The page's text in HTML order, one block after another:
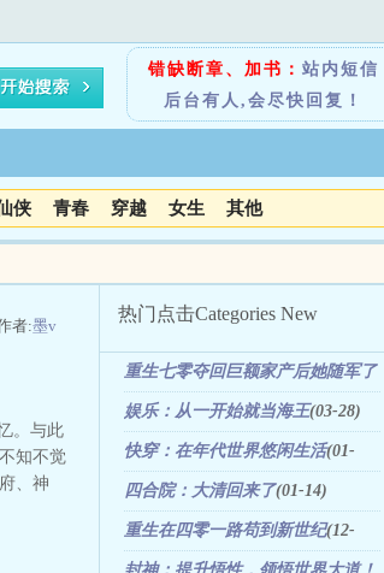
错缺断章、加书： 站内短信
后台有人,会尽快回复！
侠 青春 穿越 女生 其他
者:墨v
。与此
知不觉
、神
热门点击Categories New
重生七零夺回巨额家产后她随军了
(08-21)
娱乐：从一开始就当海王(03-28)
快穿：在年代世界悠闲生活(01-
22)
四合院：大清回来了(01-14)
重生在四零一路苟到新世纪(12-
31)